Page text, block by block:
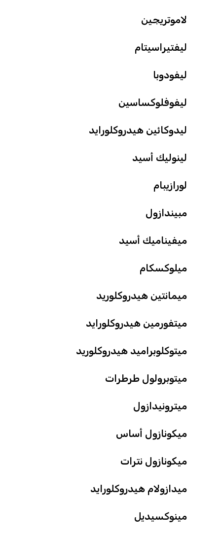
لاموتريجين
ليفتيراسيتام
ليفودوبا
ليفوفلوكساسين
ليدوكائين هيدروكلورايد
لينوليك أسيد
لورازيبام
مبيندازول
ميفيناميك أسيد
ميلوكسكام
ميمانتين هيدروكلوريد
ميتفورمين هيدروكلورايد
ميتوكلوبراميد هيدروكلوريد
ميتوبرولول طرطرات
ميترونيدازول
ميكونازول أساس
ميكونازول نترات
ميدازولام هيدروكلورايد
مينوكسيديل